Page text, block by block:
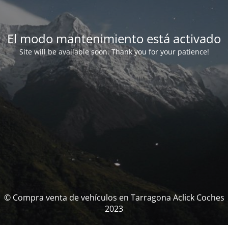
El modo mantenimiento está activado
Site will be available soon. Thank you for your patience!
© Compra venta de vehículos en Tarragona Aclick Coches
2023